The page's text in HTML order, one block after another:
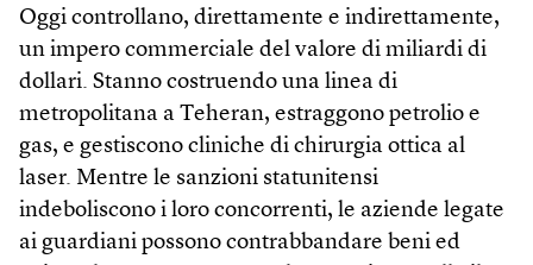
Oggi controllano, direttamente e indirettamente,
un impero commerciale del valore di miliardi di
dollari. Stanno costruendo una linea di
metropolitana a Teheran, estraggono petrolio e
gas, e gestiscono cliniche di chirurgia ottica al
laser. Mentre le sanzioni statunitensi
indeboliscono i loro concorrenti, le aziende legate
ai guardiani possono contrabbandare beni ed